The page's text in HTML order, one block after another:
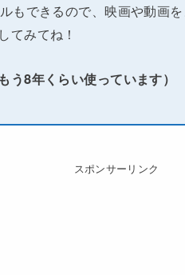
もできるので、映画や動画
てみてね！
う8年くらい使っています）
スポンサーリンク